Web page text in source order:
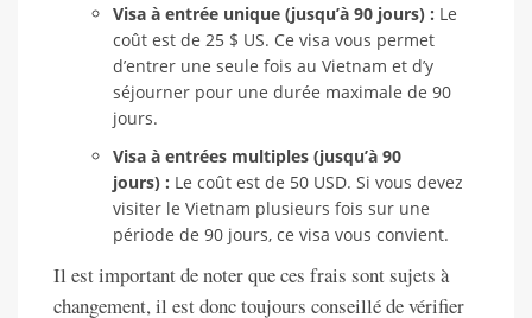
Visa à entrée unique (jusqu’à 90 jours) : Le
coût est de 25 $ US. Ce visa vous permet
d’entrer une seule fois au Vietnam et d’y
séjourner pour une durée maximale de 90
jours.
Visa à entrées multiples (jusqu’à 90
jours) : Le coût est de 50 USD. Si vous devez
visiter le Vietnam plusieurs fois sur une
période de 90 jours, ce visa vous convient.
Il est important de noter que ces frais sont sujets à
changement, il est donc toujours conseillé de vérifier